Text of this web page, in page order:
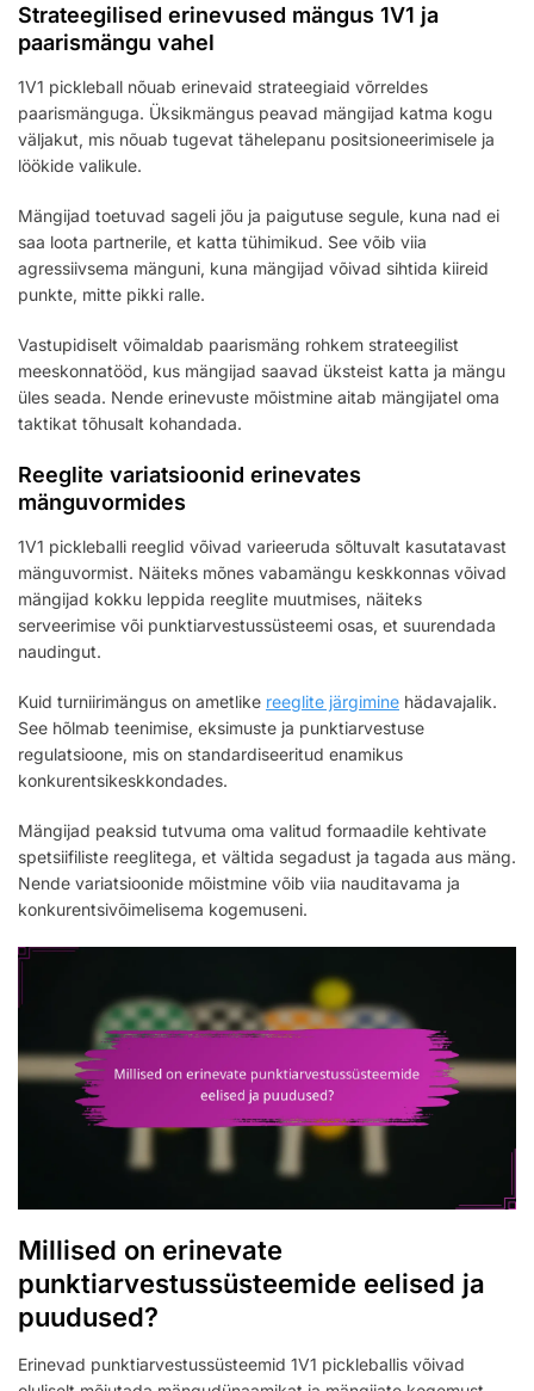
Strateegilised erinevused mängus 1V1 ja
paarismängu vahel
1V1 pickleball nõuab erinevaid strateegiaid võrreldes
paarismänguga. Üksikmängus peavad mängijad katma kogu
väljakut, mis nõuab tugevat tähelepanu positsioneerimisele ja
löökide valikule.
Mängijad toetuvad sageli jõu ja paigutuse segule, kuna nad ei
saa loota partnerile, et katta tühimikud. See võib viia
agressiivsema mänguni, kuna mängijad võivad sihtida kiireid
punkte, mitte pikki ralle.
Vastupidiselt võimaldab paarismäng rohkem strateegilist
meeskonnatööd, kus mängijad saavad üksteist katta ja mängu
üles seada. Nende erinevuste mõistmine aitab mängijatel oma
taktikat tõhusalt kohandada.
Reeglite variatsioonid erinevates
mänguvormides
1V1 pickleballi reeglid võivad varieeruda sõltuvalt kasutatavast
mänguvormist. Näiteks mõnes vabamängu keskkonnas võivad
mängijad kokku leppida reeglite muutmises, näiteks
serveerimise või punktiarvestussüsteemi osas, et suurendada
naudingut.
Kuid turniirimängus on ametlike reeglite järgimine hädavajalik.
See hõlmab teenimise, eksimuste ja punktiarvestuse
regulatsioone, mis on standardiseeritud enamikus
konkurentsikeskkondades.
Mängijad peaksid tutvuma oma valitud formaadile kehtivate
spetsiifiliste reeglitega, et vältida segadust ja tagada aus mäng.
Nende variatsioonide mõistmine võib viia nauditavama ja
konkurentsivõimelisema kogemuseni.
Millised on erinevate
punktiarvestussüsteemide eelised ja
puudused?
Erinevad punktiarvestussüsteemid 1V1 pickleballis võivad